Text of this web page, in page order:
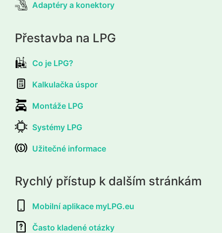
Adaptéry a konektory
Přestavba na LPG
Co je LPG?
Kalkulačka úspor
Montáže LPG
Systémy LPG
Užitečné informace
Rychlý přístup k dalším stránkám
Mobilní aplikace myLPG.eu
Často kladené otázky